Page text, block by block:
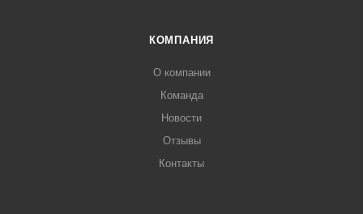
КОМПАНИЯ
О компании
Команда
Новости
Отзывы
Контакты